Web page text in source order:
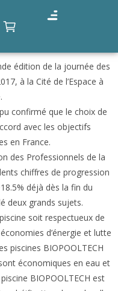
édition de la journée des
à la Cité de l’Espace à
confirmé que le choix de
avec les objectifs
en France.
des Professionnels de la
chiffres de progression
déjà dès la fin du
deux grands sujets.
soit respectueux de
d’énergie et lutte
piscines BIOPOOLTECH
économiques en eau et
BIOPOOLTECH est